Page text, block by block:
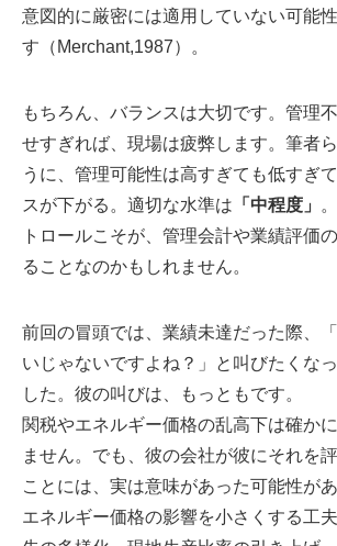
意図的に厳密には適用していない可能
す（Merchant,1987）。
もちろん、バランスは大切です。管理
せすぎれば、現場は疲弊します。筆者
うに、管理可能性は高すぎても低すぎ
スが下がる。適切な水準は 「中程度」
トロールこそが、管理会計や業績評価
ることなのかもしれません。
前回の冒頭では、業績未達だった際、
いじゃないですよね？」と叫びたくな
した。彼の叫びは、もっともです。
関税やエネルギー価格の乱高下は確か
ません。でも、彼の会社が彼にそれを
ことには、実は意味があった可能性が
エネルギー価格の影響を小さくする工